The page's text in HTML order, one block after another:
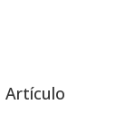
Artículo